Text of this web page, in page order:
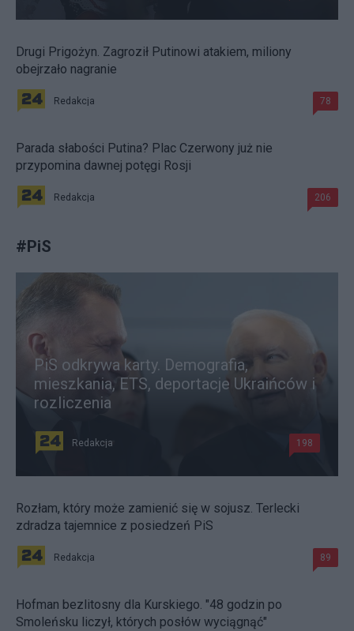
Drugi Prigożyn. Zagroził Putinowi atakiem, miliony
obejrzało nagranie
Redakcja 78
Parada słabości Putina? Plac Czerwony już nie
przypomina dawnej potęgi Rosji
Redakcja 206
#PiS
PiS odkrywa karty. Demografia,
mieszkania, ETS, deportacje Ukraińców i
rozliczenia
Redakcja 198
Rozłam, który może zamienić się w sojusz. Terlecki
zdradza tajemnice z posiedzeń PiS
Redakcja 89
Hofman bezlitosny dla Kurskiego. "48 godzin po
Smoleńsku liczył, których posłów wyciągnąć"